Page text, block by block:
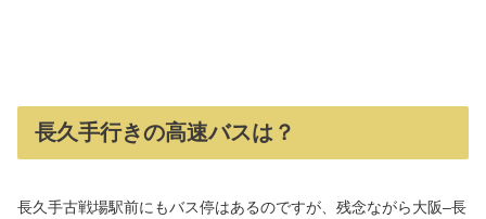
長久手行きの高速バスは？
長久手古戦場駅前にもバス停はあるのですが、残念ながら大阪–長